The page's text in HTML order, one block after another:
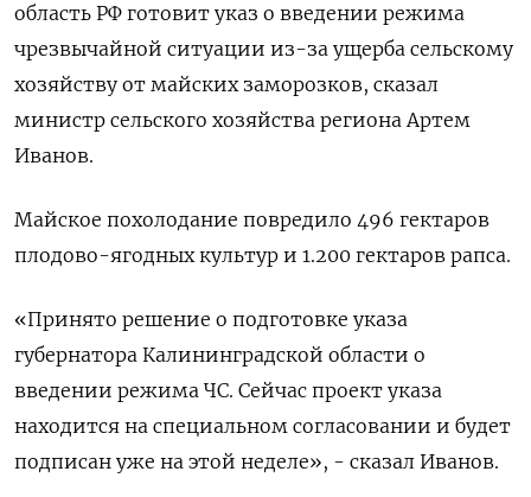
область РФ готовит указ о введении режима
чрезвычайной ситуации из-за ущерба сельскому
хозяйству от майских заморозков, сказал
министр сельского хозяйства региона Артем
Иванов.
Майское похолодание повредило 496 гектаров
плодово-ягодных культур и 1.200 гектаров рапса.
«Принято решение о подготовке указа
губернатора Калининградской области о
введении режима ЧС. Сейчас проект указа
находится на специальном согласовании и будет
подписан уже на этой неделе», - сказал Иванов.